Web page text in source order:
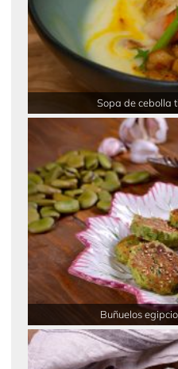
Sopa de cebolla
Buñuelos